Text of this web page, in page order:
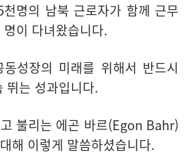
명의 남북 근로자가 함께 근무
이 다녀왔습니다.
성장의 미래를 위해서 반드시
뛰는 성과입니다.
불리는 에곤 바르(Egon Bahr)
해 이렇게 말씀하셨습니다.